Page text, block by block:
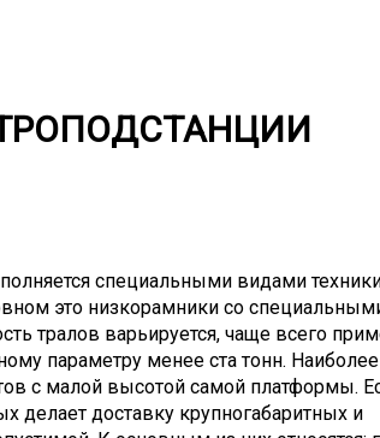
железнодорожным или
специальными видами
это низкорамники со
тралов варьируется, чаще всего
параметру менее ста тонн. Наиболее
с малой высотой самой платформы.
делает доставку крупногабаритных и